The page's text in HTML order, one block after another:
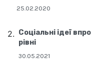
25.02.2020
Соціальні ідеї
рівні
30.05.2021